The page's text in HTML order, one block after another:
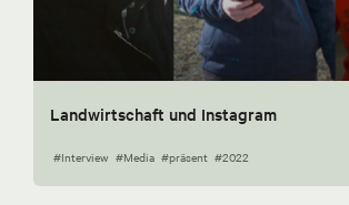
Landwirtschaft und Instagram
#Interview #Media #präsent #2022